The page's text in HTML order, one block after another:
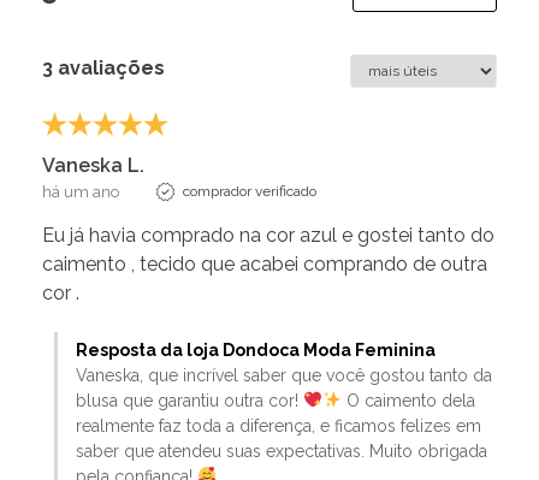
3 avaliações
Vaneska L.
há um ano comprador verificado
Eu já havia comprado na cor azul e gostei tanto do
caimento , tecido que acabei comprando de outra
cor .
Resposta da loja Dondoca Moda Feminina
Vaneska, que incrível saber que você gostou tanto da
blusa que garantiu outra cor!
O caimento dela
realmente faz toda a diferença, e ficamos felizes em
saber que atendeu suas expectativas. Muito obrigada
pela confiança!